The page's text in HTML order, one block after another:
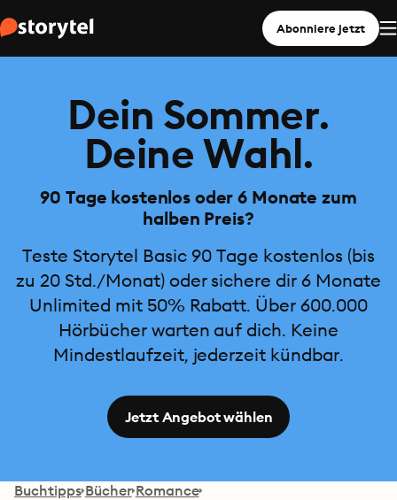
Abonniere jetzt
Dein Sommer.
Deine Wahl.
90 Tage kostenlos oder 6 Monate zum
halben Preis?
Teste Storytel Basic 90 Tage kostenlos (bis
zu 20 Std./Monat) oder sichere dir 6 Monate
Unlimited mit 50% Rabatt. Über 600.000
Hörbücher warten auf dich. Keine
Mindestlaufzeit, jederzeit kündbar.
Jetzt Angebot wählen
Buchtipps Bücher Romance